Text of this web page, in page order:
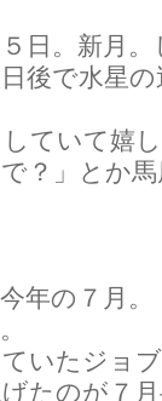
日。新月
後で水星
ていて嬉
？」とか
年の７月。
いたジョ
たのが７